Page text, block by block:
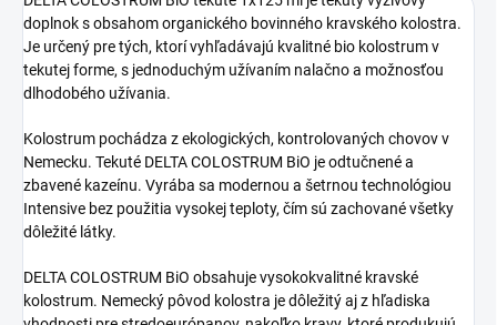
doplnok s obsahom organického bovinného kravského kolostra.
Je určený pre tých, ktorí vyhľadávajú kvalitné bio kolostrum v
tekutej forme, s jednoduchým užívaním nalačno a možnosťou
dlhodobého užívania.
Kolostrum pochádza z ekologických, kontrolovaných chovov v
Nemecku. Tekuté DELTA COLOSTRUM BiO je odtučnené a
zbavené kazeínu. Vyrába sa modernou a šetrnou technológiou
Intensive bez použitia vysokej teploty, čím sú zachované všetky
dôležité látky.
DELTA COLOSTRUM BiO obsahuje vysokokvalitné kravské
kolostrum. Nemecký pôvod kolostra je dôležitý aj z hľadiska